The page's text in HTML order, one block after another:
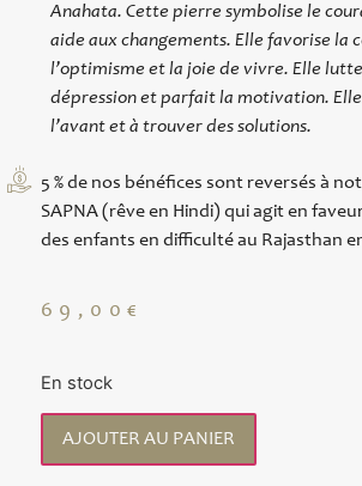
Anahata. Cette pierre symbolise le
aide aux changements. Elle favorise la
l’optimisme et la joie de vivre. Elle
dépression et parfait la motivation.
l’avant et à trouver des solutions.
5 % de nos bénéfices sont reversés à
SAPNA (rêve en Hindi) qui agit en
des enfants en difficulté au Rajasthan
69,00 €
En stock
AJOUTER AU PANIER